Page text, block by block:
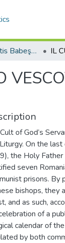
Studia Universitatis Babeş-Bolyai Theologia Catholica
of God’s
On the
the Holy Father
seven
prisons. By
bishops, they
and as such,
of a
calendar of
by both